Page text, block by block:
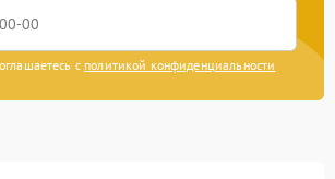
с политикой конфиденциальности